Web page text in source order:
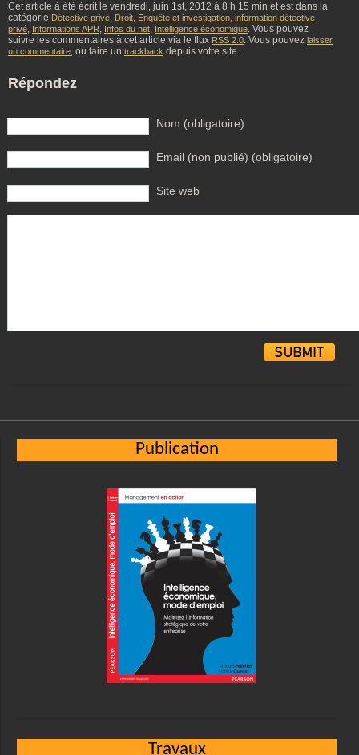
Cet article à été écrit le vendredi, juin 1st, 2012 à 8 h 15 min et est dans la
catégorie Détective privé, Droit, Enquête et investigation, information détective
privé, Informations APR, Infos du net, Intelligence économique. Vous pouvez
suivre les commentaires à cet article via le flux RSS 2.0. Vous pouvez laisser
un commentaire, ou faire un trackback depuis votre site.
Répondez
Nom (obligatoire)
Email (non publié) (obligatoire)
Site web
Publication
Travaux